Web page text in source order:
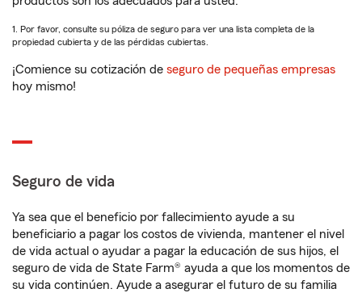
1. Por favor, consulte su póliza de seguro para ver una lista completa de la
propiedad cubierta y de las pérdidas cubiertas.
¡Comience su cotización de seguro de pequeñas empresas
hoy mismo!
Seguro de vida
Ya sea que el beneficio por fallecimiento ayude a su
beneficiario a pagar los costos de vivienda, mantener el nivel
de vida actual o ayudar a pagar la educación de sus hijos, el
seguro de vida de State Farm® ayuda a que los momentos de
su vida continúen. Ayude a asegurar el futuro de su familia